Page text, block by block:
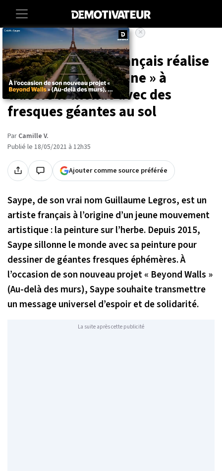
Accueil Societe Art-photographie
Ce street artiste français réalise
une « chaîne humaine » à
travers le monde avec des
fresques géantes au sol
Par Camille V.
Publié le 18/05/2021 à 12h35
Ajouter comme source préférée
×
Saype, de son vrai nom Guillaume Legros, est un
artiste français à l’origine d’un jeune mouvement
artistique : la peinture sur l’herbe. Depuis 2015,
Saype sillonne le monde avec sa peinture pour
dessiner de géantes fresques éphémères. À
l’occasion de son nouveau projet « Beyond Walls »
(Au-delà des murs), Saype souhaite transmettre
un message universel d’espoir et de solidarité.
La suite après cette publicité